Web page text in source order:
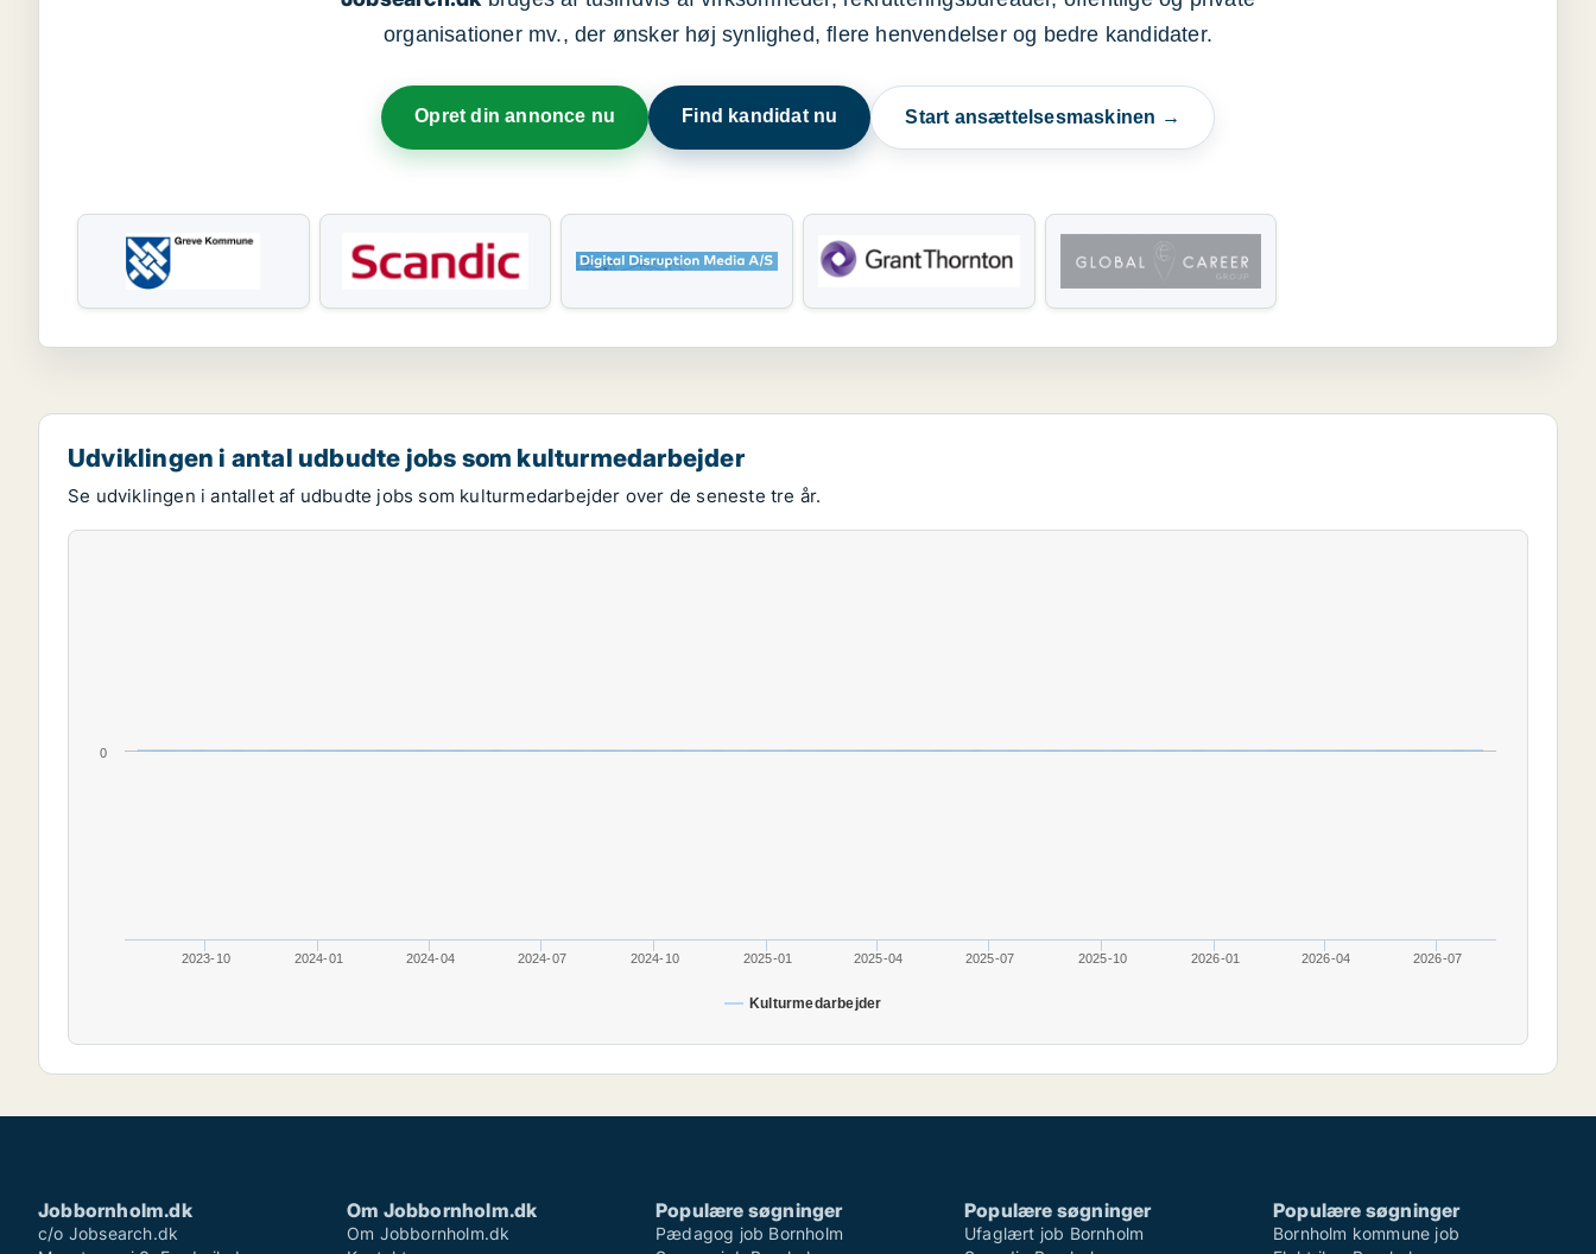
organisationer mv., der ønsker høj synlighed, flere henvendelser og bedre kandidater.
Opret din annonce nu Find kandidat nu Start ansættelsesmaskinen →
Udviklingen i antal udbudte jobs som kulturmedarbejder
Se udviklingen i antallet af udbudte jobs som kulturmedarbejder over de seneste tre år.
Kulturmedarbejder
2023-10 2024-01 2024-04 2024-07 2024-10 2025-01 2025-04 2025-07 2025-10 2026-01 2026-04 2026-07
0
Jobbornholm.dk
c/o Jobsearch.dk
Om Jobbornholm.dk
Om Jobbornholm.dk
Populære søgninger
Pædagog job Bornholm
Populære søgninger
Ufaglært job Bornholm
Populære søgninger
Bornholm kommune job